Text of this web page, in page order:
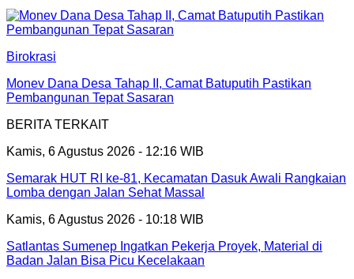
Birokrasi
Monev Dana Desa Tahap II, Camat Batuputih Pastikan
Pembangunan Tepat Sasaran
BERITA TERKAIT
Kamis, 6 Agustus 2026 - 12:16 WIB
Semarak HUT RI ke-81, Kecamatan Dasuk Awali Rangkaian
Lomba dengan Jalan Sehat Massal
Kamis, 6 Agustus 2026 - 10:18 WIB
Satlantas Sumenep Ingatkan Pekerja Proyek, Material di
Badan Jalan Bisa Picu Kecelakaan